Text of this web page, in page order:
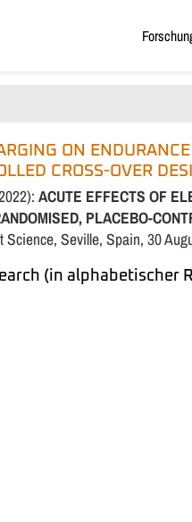
ON
CROSS-OVER
ACUTE EFFECTS OF
PLACEBO-
Seville, Spain, 30
(in alphabetischer